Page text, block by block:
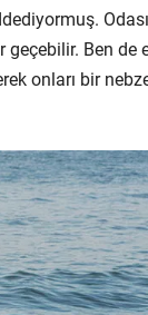
Ben
onları bir